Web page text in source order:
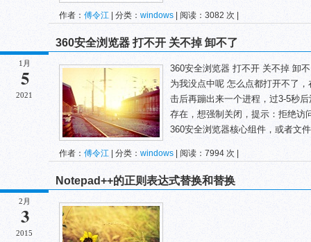
作者： 傅令江 | 分类： windows | 阅读：3082 次 |
1月
5
2021
360安全浏览器 打不开 关不掉 卸不了
360安全浏览器 打不开 关不掉 卸
为我没点中呢 怎么点都打开不了
击后再蹦出来一个进程，过3-5秒
存在，想强制关闭，提示：拒绝访
360安全浏览器核心组件，或者文
作者： 傅令江 | 分类： windows | 阅读：7994 次 |
2月
3
2015
Notepad++的正则表达式替换和替换